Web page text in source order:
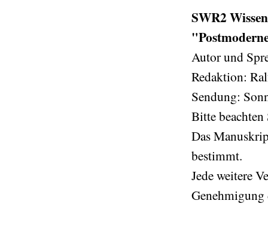
SWR2
Autor und
Redaktion:
Sendung:
Bitte beachten
Das
bestimmt.
Jede weitere
Genehmigung